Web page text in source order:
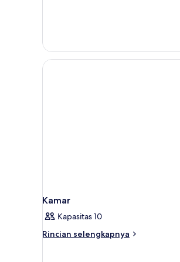
Kamar
Kapasitas 10
Rincian selengkapnya
Rincian